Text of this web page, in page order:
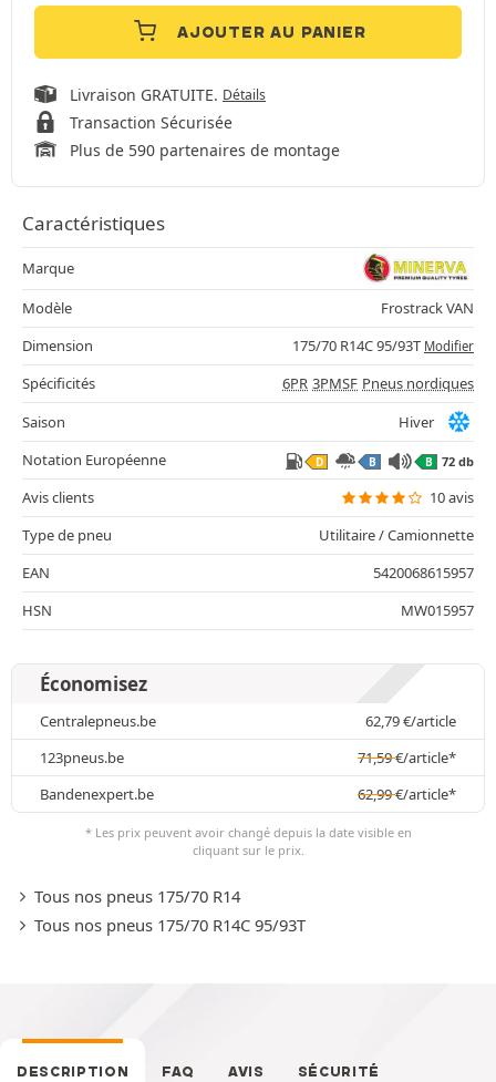
AJOUTER AU PANIER
Livraison GRATUITE. Détails
Transaction Sécurisée
Plus de 590 partenaires de montage
Caractéristiques
Marque
Modèle
Frostrack VAN
Dimension
175/70 R14C 95/93T Modifier
Spécificités 6PR 3PMSF Pneus nordiques
Saison
Hiver
Notation Européenne
D B B 72 db
Avis clients
10 avis
Type de pneu
Utilitaire / Camionnette
EAN
5420068615957
HSN
MW015957
Économisez
Centralepneus.be 62,79€/article
123pneus.be
71,59€/article*
Bandenexpert.be
62,99€/article*
* Les prix peuvent avoir changé depuis la date visible en
cliquant sur le prix.
Tous nos pneus 175/70 R14
Tous nos pneus 175/70 R14C 95/93T
DESCRIPTION FAQ AVIS SÉCURITÉ